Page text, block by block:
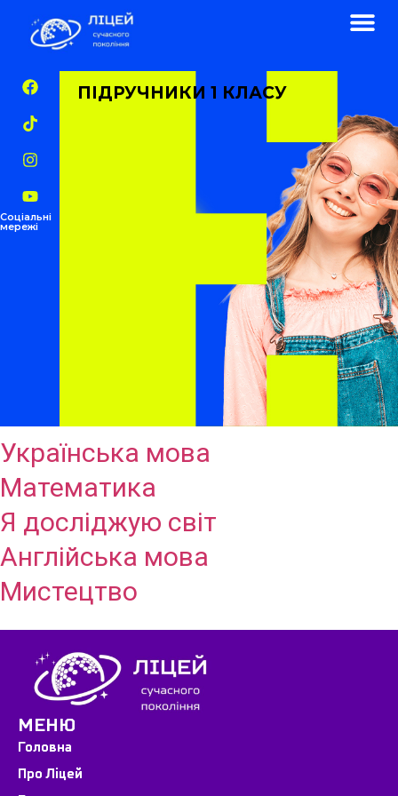
Соціальні
мережі
ПІДРУЧНИКИ 1 КЛАСУ
Українська мова
Математика
Я досліджую світ
Англійська мова
Мистецтво
МЕНЮ
Головна
Про Ліцей